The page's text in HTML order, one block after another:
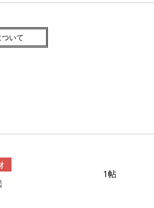
いて
1帖